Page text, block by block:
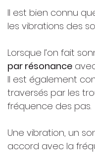
Il est bien connu
les vibrations des
Lorsque l’on fait
par résonance
Il est également
traversés par les
fréquence des pas.
Une vibration, un
accord avec la